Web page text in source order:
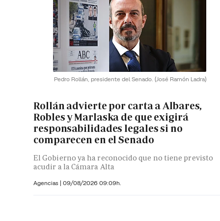
Pedro Rollán, presidente del Senado. (José Ramón Ladra)
Rollán advierte por carta a Albares,
Robles y Marlaska de que exigirá
responsabilidades legales si no
comparecen en el Senado
El Gobierno ya ha reconocido que no tiene previsto
acudir a la Cámara Alta
Agencias | 09/08/2026 09:09h.